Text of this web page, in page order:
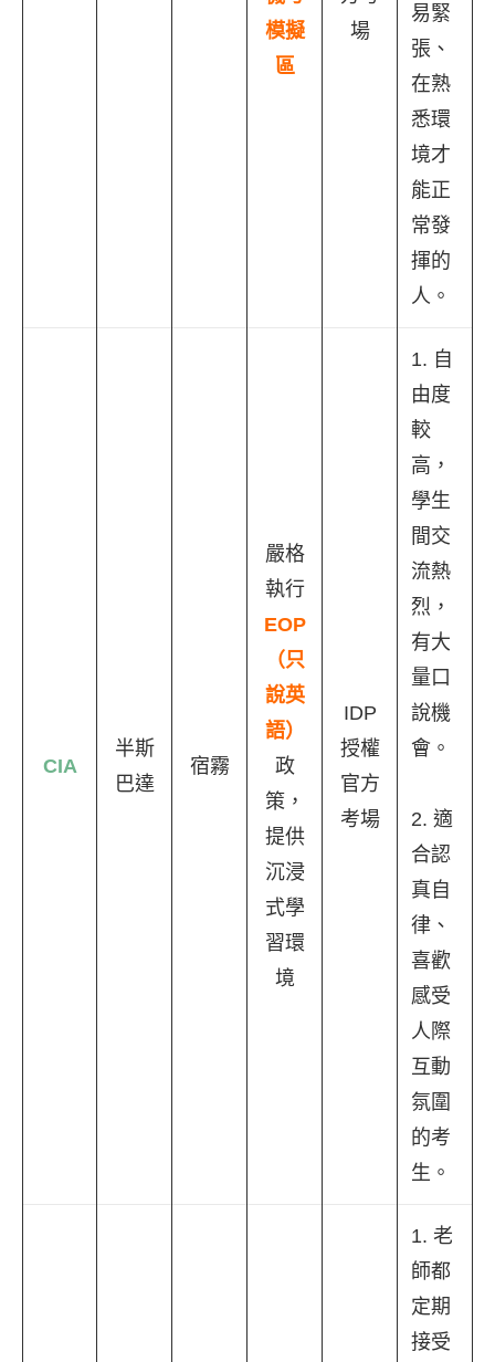
模擬
區
場
易緊
張、
在熟
悉環
境才
能正
常發
揮的
人。
CIA
半斯
巴達
宿霧
嚴格
執行
EOP
（只
說英
語）
政
策，
提供
沉浸
式學
習環
境
IDP
授權
官方
考場
1. 自
由度
較
高，
學生
間交
流熱
烈，
有大
量口
說機
會。
2. 適
合認
真自
律、
喜歡
感受
人際
互動
氛圍
的考
生。
1. 老
師都
定期
接受